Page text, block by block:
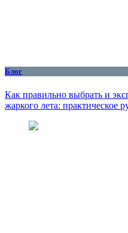
Блог
Как правильно выбрать и
жаркого лета: практическое